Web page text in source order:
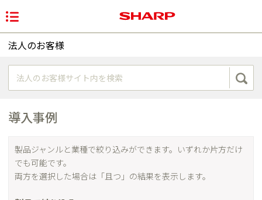
法人のお客様
導入事例
製品ジャンルと業種で絞り込みができます。いずれか片方だけ
でも可能です。
両方を選択した場合は「且つ」の結果を表示します。